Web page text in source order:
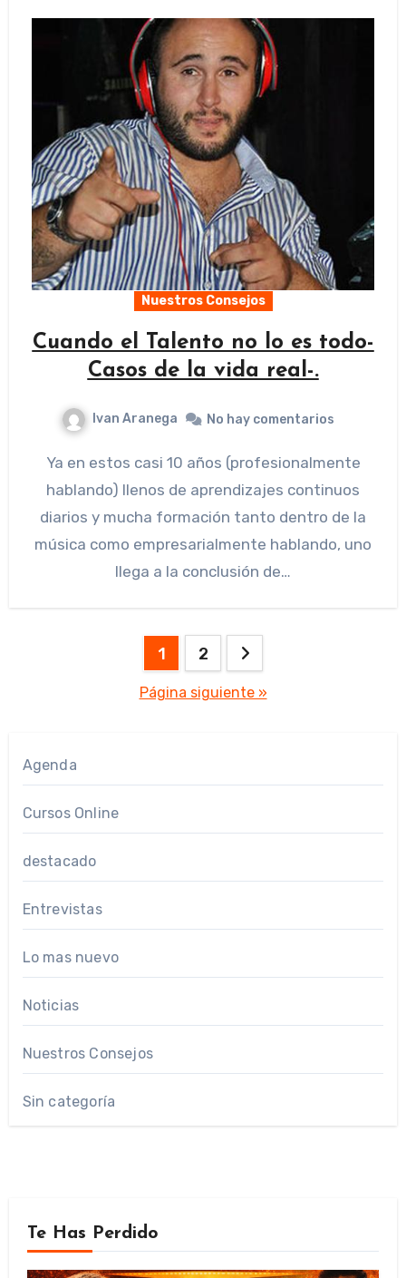
Nuestros Consejos
Cuando el Talento no lo es todo-
Casos de la vida real-.
Ivan Aranega No hay comentarios
Ya en estos casi 10 años (profesionalmente
hablando) llenos de aprendizajes continuos
diarios y mucha formación tanto dentro de la
música como empresarialmente hablando, uno
llega a la conclusión de…
Paginación1 2
Página siguiente »
Agenda
Cursos Online
destacado
Entrevistas
Lo mas nuevo
Noticias
Nuestros Consejos
Sin categoría
Te Has Perdido